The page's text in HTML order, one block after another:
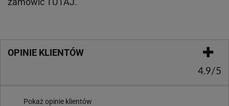
OPINIE KLIENTÓW
4.9/5
Pokaż opinie klientów